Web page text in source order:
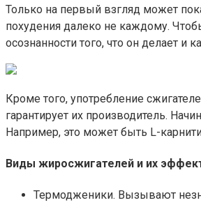
Только на первый взгляд может
похудения далеко не каждому.
осознанности того, что он делает
Кроме того, употребление
гарантирует их производитель.
Например, это может быть L-
Виды жиросжигателей и их
Термодженики. Вызывают